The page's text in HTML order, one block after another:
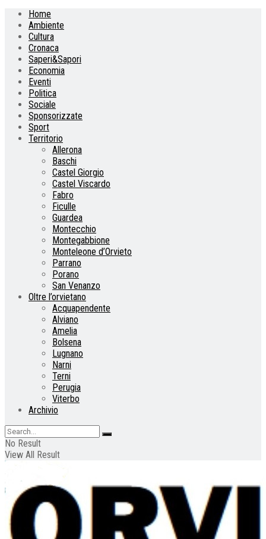
Home
Ambiente
Cultura
Cronaca
Saperi&Sapori
Economia
Eventi
Politica
Sociale
Sponsorizzate
Sport
Territorio
Allerona
Baschi
Castel Giorgio
Castel Viscardo
Fabro
Ficulle
Guardea
Montecchio
Montegabbione
Monteleone d’Orvieto
Parrano
Porano
San Venanzo
Oltre l’orvietano
Acquapendente
Alviano
Amelia
Bolsena
Lugnano
Narni
Terni
Perugia
Viterbo
Archivio
No Result
View All Result